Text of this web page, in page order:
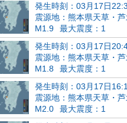
発生時刻：03月17日
震源地：熊本県天草・
M1.9
最大震度：1
発生時刻：03月17日
震源地：熊本県天草・
M1.8
最大震度：1
発生時刻：03月17日
震源地：熊本県天草・
M2.0
最大震度：1